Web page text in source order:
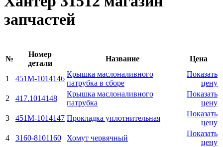
запчастей
№
Номер
детали
Название Цена
1 451М-1014146
Крышка маслоналивного
патрубка в сборе
Показать
цену
2
417.1014148
Крышка маслоналивного
патрубка
Показать
цену
3
451М-1014147 Прокладка уплотнительная
Показать
цену
4
3160-8101160 Хомут червячный
Показать
цену